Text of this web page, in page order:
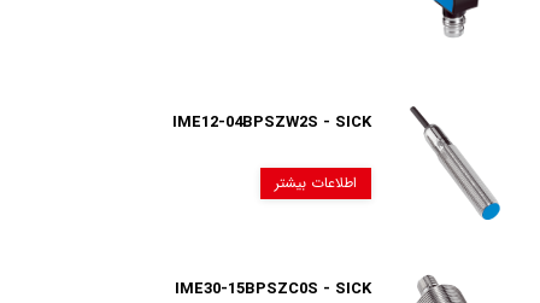
IME12-04BPSZW2S - SICK
اطلاعات بیشتر
IME30-15BPSZC0S - SICK